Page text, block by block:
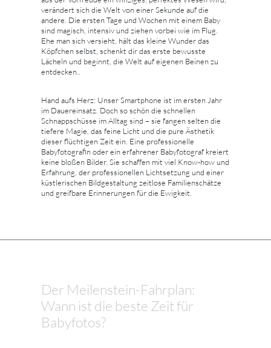
verändert sich die Welt von einer Sekunde auf die
andere. Die ersten Tage und Wochen mit einem Baby
sind magisch, intensiv und ziehen vorbei wie im Flug.
Ehe man sich versieht, hält das kleine Wunder das
Köpfchen selbst, schenkt dir das erste bewusste
Lächeln und beginnt, die Welt auf eigenen Beinen zu
entdecken..
Hand aufs Herz: Unser Smartphone ist im ersten Jahr
im Dauereinsatz. Doch so schön die schnellen
Schnappschüsse im Alltag sind – sie fangen selten die
tiefere Magie, das feine Licht und die pure Ästhetik
dieser flüchtigen Zeit ein. Eine professionelle
Babyfotografin oder ein erfahrener Babyfotograf kreiert
keine bloßen Bilder. Sie schaffen mit viel Know-how und
Erfahrung, der professionellen Lichtsetzung und einer
küstlerischen Bildgestaltung zeitlose Familienschätze
und greifbare Erinnerungen für die Ewigkeit.
Der Meilenstein-Fahrplan:
Wann ist die beste Zeit für
Babyfotos?